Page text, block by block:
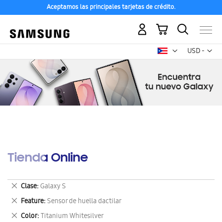
Aceptamos las principales tarjetas de crédito.
USD -
dólar
Mi carrito
Tienda Online
Clase Galaxy S
Eliminar
este
artículo
Feature Sensor de huella dactilar
Eliminar
este
Color Titanium Whitesilver
Eliminar